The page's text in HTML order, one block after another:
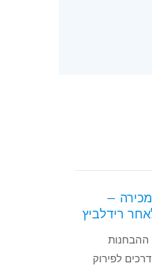
—
רידלביץ
לפירוק